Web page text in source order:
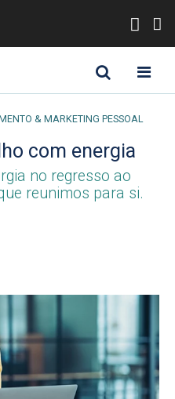
& MARKETING PESSOAL
com energia
no regresso ao
reunimos para si.